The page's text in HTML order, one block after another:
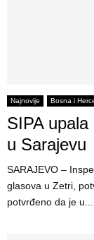
Najnovije Bosna i
SIPA
u Sarajevu
SARAJEVO –
glasova u Zetri,
potvrđeno da je u...